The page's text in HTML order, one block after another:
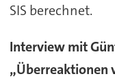
SIS berechnet.
Interview mit
„Überreaktionen